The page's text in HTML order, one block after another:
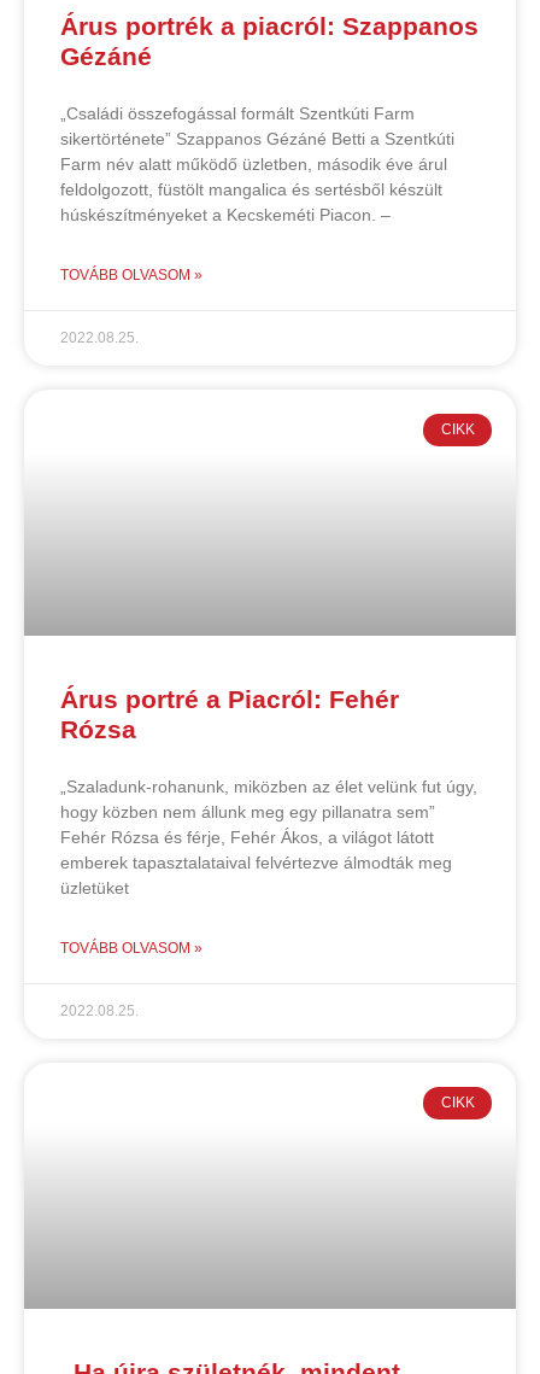
Árus portrék a piacról: Szappanos
Gézáné
„Családi összefogással formált Szentkúti Farm
sikertörténete” Szappanos Gézáné Betti a Szentkúti
Farm név alatt működő üzletben, második éve árul
feldolgozott, füstölt mangalica és sertésből készült
húskészítményeket a Kecskeméti Piacon. –
TOVÁBB OLVASOM »
2022.08.25.
CIKK
Árus portré a Piacról: Fehér
Rózsa
„Szaladunk-rohanunk, miközben az élet velünk fut úgy,
hogy közben nem állunk meg egy pillanatra sem”
Fehér Rózsa és férje, Fehér Ákos, a világot látott
emberek tapasztalataival felvértezve álmodták meg
üzletüket
TOVÁBB OLVASOM »
2022.08.25.
CIKK